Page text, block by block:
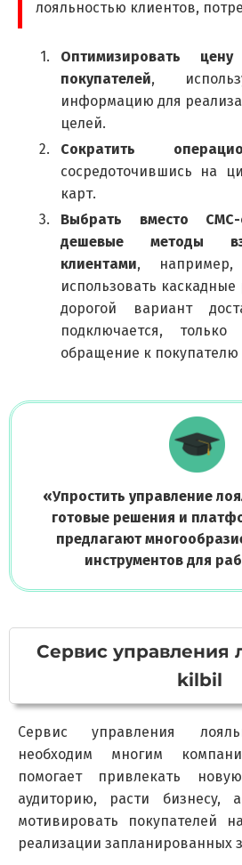
лояльностью клиентов,
Оптимизировать
покупателей,
информацию для
целей.
Сократить
сосредоточившись на
карт.
Выбрать вместо
дешевые методы
клиентами, например,
использовать каскадные
дорогой вариант
подключается,
обращение к покупателю
«Упростить управление
готовые решения и
предлагают
инструментов для
Сервис управления
kilbil
Сервис управления
необходим многим
помогает привлекать
аудиторию, расти бизнесу,
мотивировать покупателей
реализации запланированных